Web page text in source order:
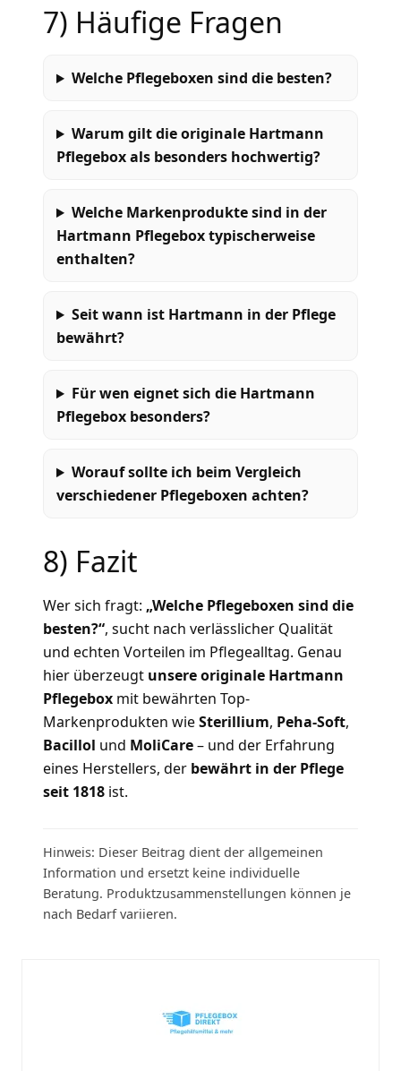
7) Häufige Fragen
Welche Pflegeboxen sind die besten?
Warum gilt die originale Hartmann
Pflegebox als besonders hochwertig?
Welche Markenprodukte sind in der
Hartmann Pflegebox typischerweise
enthalten?
Seit wann ist Hartmann in der Pflege
bewährt?
Für wen eignet sich die Hartmann
Pflegebox besonders?
Worauf sollte ich beim Vergleich
verschiedener Pflegeboxen achten?
8) Fazit
Wer sich fragt: „Welche Pflegeboxen sind die
besten?“, sucht nach verlässlicher Qualität
und echten Vorteilen im Pflegealltag. Genau
hier überzeugt unsere originale Hartmann
Pflegebox mit bewährten Top-
Markenprodukten wieSterillium, Peha-Soft,
Bacillol und MoliCare– und der Erfahrung
eines Herstellers, der bewährt in der Pflege
seit 1818 ist.
Hinweis: Dieser Beitrag dient der allgemeinen
Information und ersetzt keine individuelle
Beratung. Produktzusammenstellungen können je
nach Bedarf variieren.